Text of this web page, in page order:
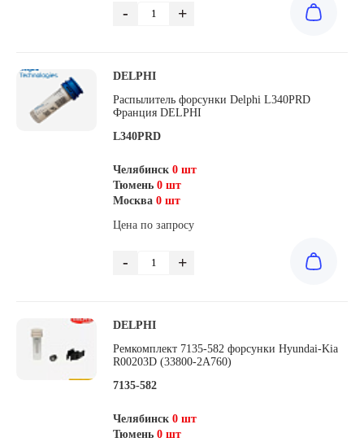
- +
DELPHI
Распылитель форсунки Delphi L340PRD
Франция DELPHI
L340PRD
Челябинск 0 шт
Тюмень 0 шт
Москва 0 шт
Цена по запросу
- +
DELPHI
Ремкомплект 7135-582 форсунки Hyundai-Kia
R00203D (33800-2A760)
7135-582
Челябинск 0 шт
Тюмень 0 шт